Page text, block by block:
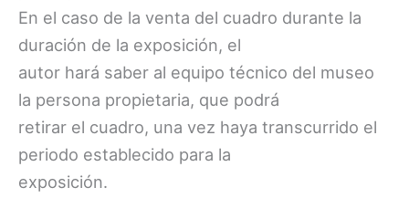
En el caso de la venta del cuadro durante la
duración de la exposición, el
autor hará saber al equipo técnico del museo
la persona propietaria, que podrá
retirar el cuadro, una vez haya transcurrido el
periodo establecido para la
exposición.